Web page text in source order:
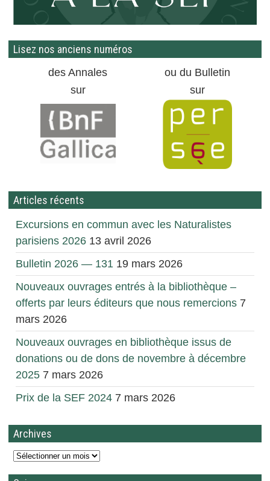
Lisez nos anciens numéros
des Annales
ou du Bulletin
sur
sur
Articles récents
Excursions en commun avec les Naturalistes
parisiens 2026 13 avril 2026
Bulletin 2026 — 131 19 mars 2026
Nouveaux ouvrages entrés à la bibliothèque –
offerts par leurs éditeurs que nous remercions 7
mars 2026
Nouveaux ouvrages en bibliothèque issus de
donations ou de dons de novembre à décembre
2025 7 mars 2026
Prix de la SEF 2024 7 mars 2026
Archives